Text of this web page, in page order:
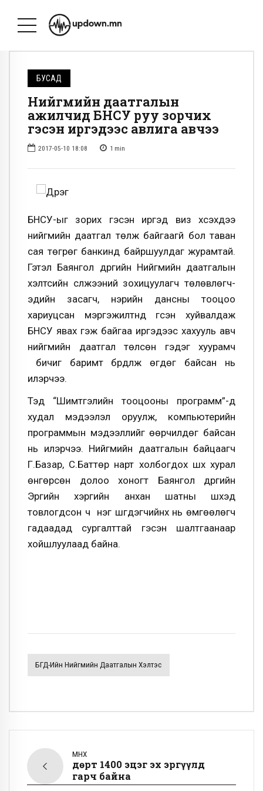
БУСАД
Нийгмийн даатгалын
ажилчид БНСУ руу зорчих
гэсэн иргэдээс авлига авчээ
2017-05-10 18:08 1 min
БНСУ-ыг зорих гэсэн иргэд виз хүсэхдээ
нийгмийн даатгал төлж байгаагүй бол таван
сая төгрөг банкинд байршуулдаг журамтай.
Гэтэл Баянгол дүүргийн Нийгмийн даатгалын
хэлтсийн сүлжээний зохицуулагч төлөвлөгч-
эдийн засагч, нэрийн дансны тооцоо
хариуцсан мэргэжилтнүүд үгсэн хуйвалдаж
БНСУ явах гэж байгаа иргэдээс хахууль авч
нийгмийн даатгал төлсөн гэдэг хуурамч
бичиг баримт бүрдүүлж өгдөг байсан нь
илэрчээ.
Тэд “Шимтгэлийн тооцооны программ”-д
худал мэдээлэл оруулж, компьютерийн
программын мэдээллийг өөрчилдөг байсан
нь илэрчээ. Нийгмийн даатгалын байцаагч
Г.Базар, С.Баттөр нарт холбогдох шүүх хурал
өнгөрсөн долоо хоногт Баянгол дүүргийн
Эрүүгийн хэргийн анхан шатны шүүхэд
товлогдсон ч нэг шүүгдэгчийнх нь өмгөөлөгч
гадаадад сургалттай гэсэн шалтгаанаар
хойшлуулаад байна.
БГД-Ийн Нийгмийн Даатгалын Хэлтэс
ӨМНӨХ
Өдөрт 1400 эцэг эх эргүүлд
гарч байна